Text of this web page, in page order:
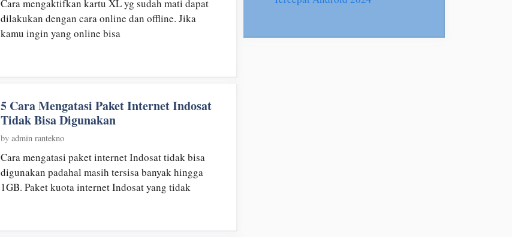
Cara mengaktifkan kartu XL yg sudah mati dapat
dilakukan dengan cara online dan offline. Jika
kamu ingin yang online bisa
5 Cara Mengatasi Paket Internet Indosat
Tidak Bisa Digunakan
by admin rantekno
Cara mengatasi paket internet Indosat tidak bisa
digunakan padahal masih tersisa banyak hingga
1GB. Paket kuota internet Indosat yang tidak